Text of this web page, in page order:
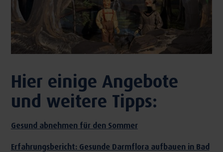
Hier einige Angebote
und weitere Tipps:
Gesund abnehmen für den Sommer
Erfahrungsbericht: Gesunde Darmflora aufbauen in Bad